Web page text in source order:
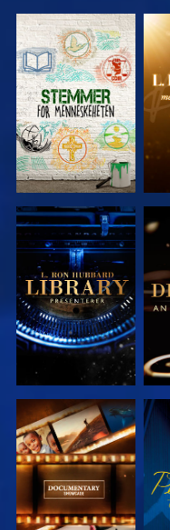
UTFORSK
SERIEN
UTFORSK
SERIEN
UTFORSK
SERIEN